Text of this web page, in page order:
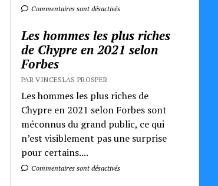
Commentaires sont désactivés
Les hommes les plus riches
de Chypre en 2021 selon
Forbes
PAR VINCESLAS PROSPER
Les hommes les plus riches de
Chypre en 2021 selon Forbes sont
méconnus du grand public, ce qui
n’est visiblement pas une surprise
pour certains....
Commentaires sont désactivés